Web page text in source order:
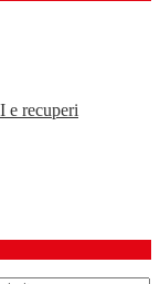
e recuperi